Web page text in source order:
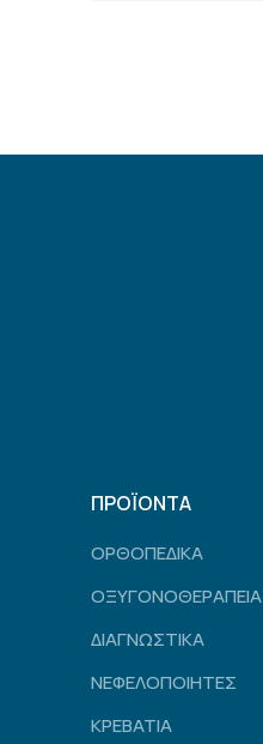
ΠΡΟΪΟΝΤΑ
ΟΡΘΟΠΕΔΙΚΑ
ΟΞΥΓΟΝΟΘΕΡΑΠΕΙΑ
ΔΙΑΓΝΩΣΤΙΚΑ
ΝΕΦΕΛΟΠΟΙΗΤΕΣ
ΚΡΕΒΑΤΙΑ